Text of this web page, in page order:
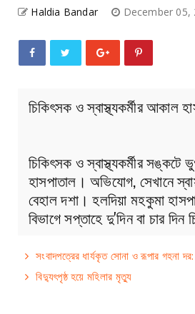
Haldia Bandar December 05,
চিকিৎসক ও স্বাস্থ্যকর্মীর আকাল
চিকিৎসক ও স্বাস্থ্যকর্মীর সঙ্কটে
হাসপাতাল। অভিযোগ, সেখানে
বেহাল দশা। হলদিয়া মহকুমা
বিভাগে সপ্তাহে দু'দিন বা চার
সংবাদপত্রের ধার্যকৃত সোনা ও রূপার গহনা দর:
বিদ্যুৎপৃষ্ঠ হয়ে মহিলার মৃত্যু